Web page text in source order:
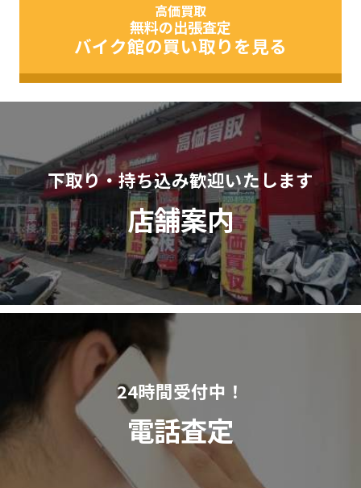
高価買取
無料の出張査定
バイク館の買い取りを見る
下取り・持ち込み歓迎いたします
店舗案内
24時間受付中！
電話査定